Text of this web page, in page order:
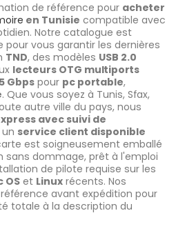
de référence pour acheter
en Tunisie compatible avec
Notre catalogue est
vous garantir les dernières
TND, des modèles USB 2.0
lecteurs OTG multiports
5 Gbps pour pc portable,
. Que vous soyez à Tunis, Sfax,
autre ville du pays, nous
avec suivi de
service client disponible
est soigneusement emballé
sans dommage, prêt à l'emploi
de pilote requise sur les
OS et Linux récents. Nos
avant expédition pour
totale à la description du